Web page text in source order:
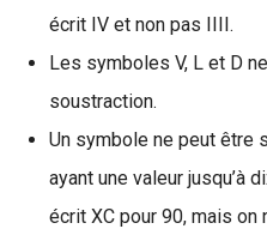
écrit IV et non pas IIII.
Les symboles V, L et D
soustraction.
Un symbole ne peut être
ayant une valeur jusqu’à
écrit XC pour 90, mais on